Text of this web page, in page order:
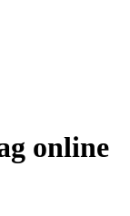
online